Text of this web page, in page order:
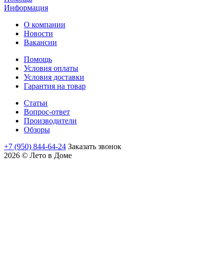
Информация
О компании
Новости
Вакансии
Помощь
Условия оплаты
Условия доставки
Гарантия на товар
Статьи
Вопрос-ответ
Производители
Обзоры
+7 (950) 844-64-24 Заказать звонок
2026 © Лето в Доме